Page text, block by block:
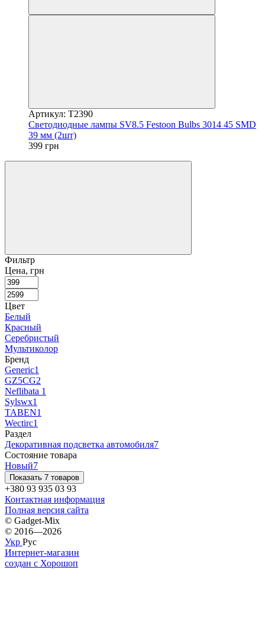
Артикул: T2390
Светодиодные лампы SV8.5 Festoon Bulbs 3014 45 SMD
39 мм (2шт)
399 грн
Фильтр
Цена, грн
Цвет
Белый
Красный
Серебристый
Мультиколор
Бренд
Generic1
GZ5CG2
Neflibata 1
Sylswx1
TABEN1
Wectirc1
Раздел
Декоративная подсветка автомобиля7
Состояние товара
Новый7
Показать 7 товаров
+380 93 935 03 93
Контактная информация
Полная версия сайта
© Gadget-Mix
© 2016—2026
Укр Рус
Интернет-магазин
создан с Хорошоп